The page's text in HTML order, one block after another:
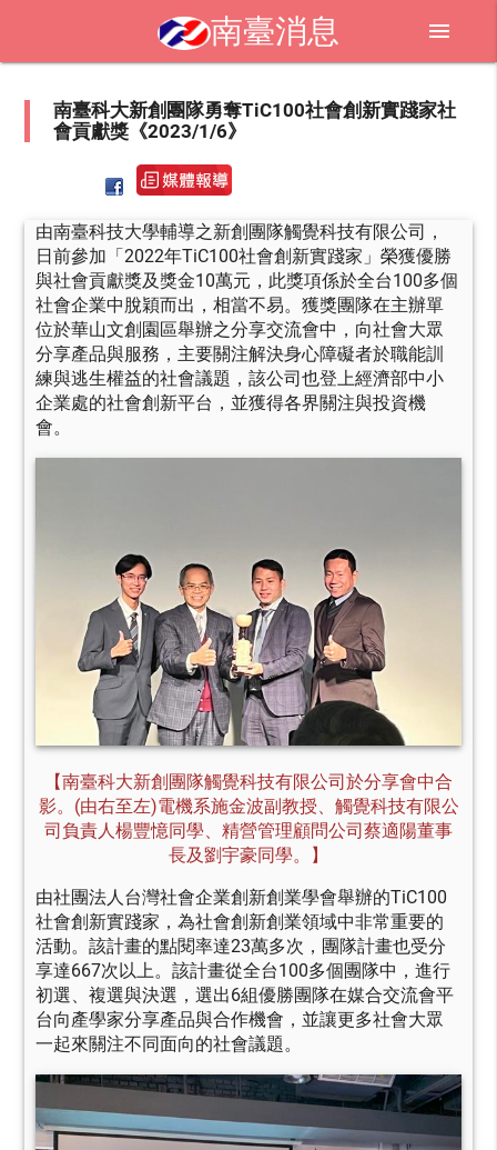
南臺消息 menu
南臺科大新創團隊勇奪TiC100社會創新實踐家社
會貢獻獎《2023/1/6》
由南臺科技大學輔導之新創團隊觸覺科技有限公司，
日前參加「2022年TiC100社會創新實踐家」榮獲優勝
與社會貢獻獎及獎金10萬元，此獎項係於全台100多個
社會企業中脫穎而出，相當不易。獲獎團隊在主辦單
位於華山文創園區舉辦之分享交流會中，向社會大眾
分享產品與服務，主要關注解決身心障礙者於職能訓
練與逃生權益的社會議題，該公司也登上經濟部中小
企業處的社會創新平台，並獲得各界關注與投資機
會。
【南臺科大新創團隊觸覺科技有限公司於分享會中合
影。(由右至左)電機系施金波副教授、觸覺科技有限公
司負責人楊豐憶同學、精營管理顧問公司蔡適陽董事
長及劉宇豪同學。】
由社團法人台灣社會企業創新創業學會舉辦的TiC100
社會創新實踐家，為社會創新創業領域中非常重要的
活動。該計畫的點閱率達23萬多次，團隊計畫也受分
享達667次以上。該計畫從全台100多個團隊中，進行
初選、複選與決選，選出6組優勝團隊在媒合交流會平
台向產學家分享產品與合作機會，並讓更多社會大眾
一起來關注不同面向的社會議題。